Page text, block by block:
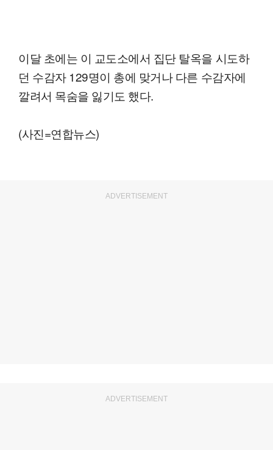
이달 초에는 이 교도소에서 집단 탈옥을 시도하
던 수감자 129명이 총에 맞거나 다른 수감자에
깔려서 목숨을 잃기도 했다.
(사진=연합뉴스)
ADVERTISEMENT
ADVERTISEMENT